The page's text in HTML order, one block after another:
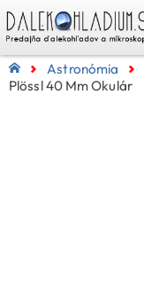
Astronómia
Plössl 40 Mm Okulár